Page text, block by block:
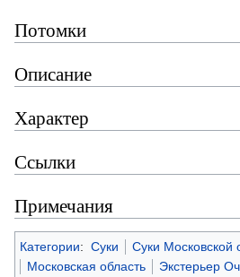
Потомки
Описание
Характер
Ссылки
Примечания
Категории: Суки
Суки Московской
Московская область
Экстерьер